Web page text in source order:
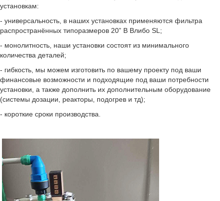
установкам:
- универсальность, в наших установках применяются фильтра
распространённых типоразмеров 20” B Bлибо SL;
- монолитность, наши установки состоят из минимального
количества деталей;
- гибкость, мы можем изготовить по вашему проекту под ваши
финансовые возможности и подходящие под ваши потребности
установки, а также дополнить их дополнительным оборудование
(системы дозации, реакторы, подогрев и тд);
- короткие сроки производства.